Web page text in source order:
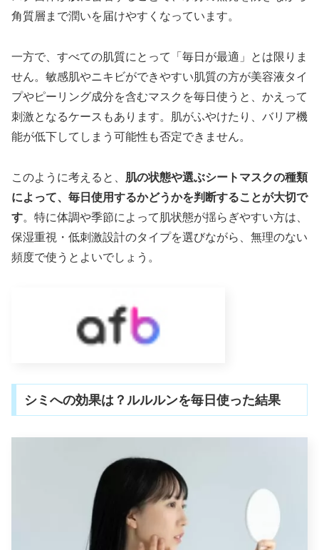
角質層まで潤いを届けやすくなっています。
一方で、すべての肌質にとって「毎日が最適」とは限りま
せん。敏感肌やニキビができやすい肌質の方が美容液タイ
プやピーリング成分を含むマスクを毎日使うと、かえって
刺激となるケースもあります。肌がふやけたり、バリア機
能が低下してしまう可能性も否定できません。
このように考えると、 肌の状態や選ぶシートマスクの種類
によって、毎日使用するかどうかを判断することが大切で
す。特に体調や季節によって肌状態が揺らぎやすい方は、
保湿重視・低刺激設計のタイプを選びながら、無理のない
頻度で使うとよいでしょう。
シミへの効果は？ルルルンを毎日使った結果